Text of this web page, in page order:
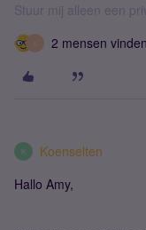
Stuur mij alleen een
2 mensen
K Koenselten
Hallo Amy,